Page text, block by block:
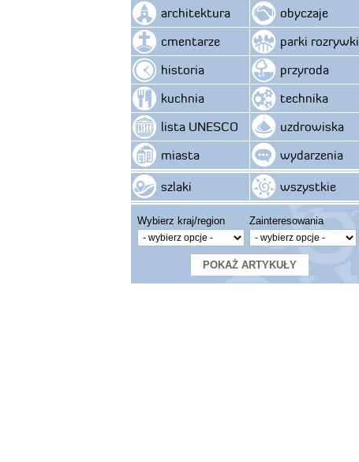
architektura
cmentarze
historia
kuchnia
lista UNESCO
miasta
szlaki
obyczaje
parki rozrywki
przyroda
technika
uzdrowiska
wydarzenia
wszystkie
Wybierz kraj/region Zainteresowania